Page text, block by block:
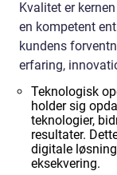
Kvalitet er
en kompetent
kundens
erfaring,
Teknologisk
holder sig
teknologier,
resultater.
digitale
eksekvering.